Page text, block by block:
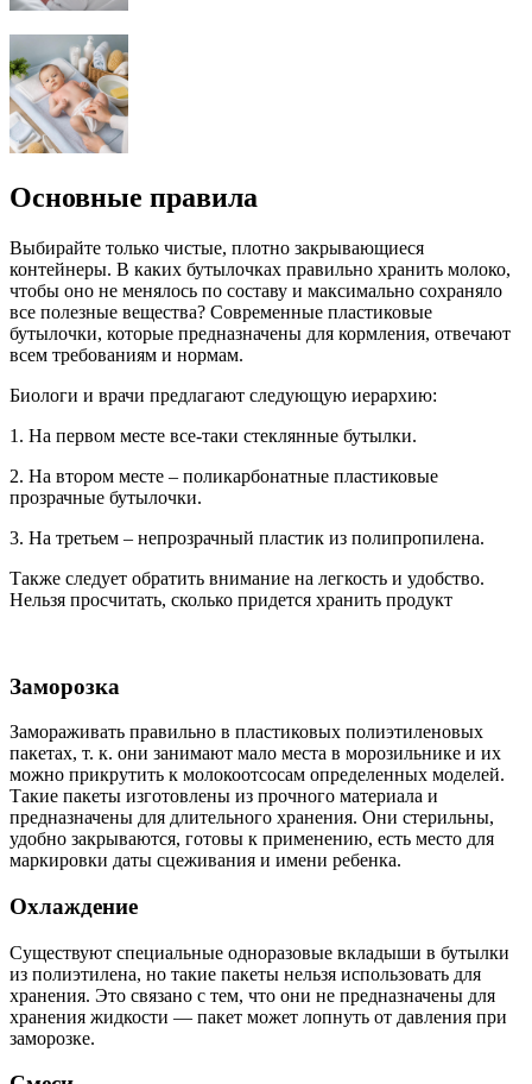
Основные правила
Выбирайте только чистые, плотно закрывающиеся
контейнеры. В каких бутылочках правильно хранить молоко,
чтобы оно не менялось по составу и максимально сохраняло
все полезные вещества? Современные пластиковые
бутылочки, которые предназначены для кормления, отвечают
всем требованиям и нормам.
Биологи и врачи предлагают следующую иерархию:
1. На первом месте все-таки стеклянные бутылки.
2. На втором месте – поликарбонатные пластиковые
прозрачные бутылочки.
3. На третьем – непрозрачный пластик из полипропилена.
Также следует обратить внимание на легкость и удобство.
Нельзя просчитать, сколько придется хранить продукт
Заморозка
Замораживать правильно в пластиковых полиэтиленовых
пакетах, т. к. они занимают мало места в морозильнике и их
можно прикрутить к молокоотсосам определенных моделей.
Такие пакеты изготовлены из прочного материала и
предназначены для длительного хранения. Они стерильны,
удобно закрываются, готовы к применению, есть место для
маркировки даты сцеживания и имени ребенка.
Охлаждение
Существуют специальные одноразовые вкладыши в бутылки
из полиэтилена, но такие пакеты нельзя использовать для
хранения. Это связано с тем, что они не предназначены для
хранения жидкости — пакет может лопнуть от давления при
заморозке.